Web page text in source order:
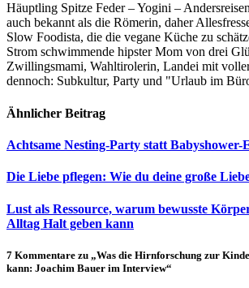
Häuptling Spitze Feder – Yogini –
auch bekannt als die Römerin, daher
Slow Foodista, die die vegane Küche zu
Strom schwimmende hipster Mom von drei
Zwillingsmami, Wahltirolerin, Landei mit
dennoch: Subkultur, Party und "Urlaub im
Ähnlicher Beitrag
Achtsame Nesting-Party statt Babyshower-
Die Liebe pflegen: Wie du deine große
Lust als Ressource, warum bewusste
Alltag Halt geben kann
7 Kommentare zu „Was die Hirnforschung zur
kann: Joachim Bauer im Interview“